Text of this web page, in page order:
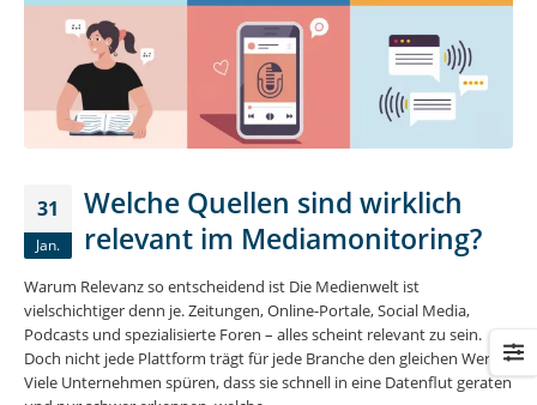
31
Jan.
Welche Quellen sind wirklich
relevant im Mediamonitoring?
Warum Relevanz so entscheidend ist Die Medienwelt ist
vielschichtiger denn je. Zeitungen, Online-Portale, Social Media,
Podcasts und spezialisierte Foren – alles scheint relevant zu sein.
Doch nicht jede Plattform trägt für jede Branche den gleichen Wert.
Viele Unternehmen spüren, dass sie schnell in eine Datenflut geraten